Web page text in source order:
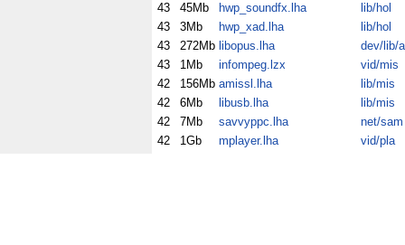
43 45Mb hwp_soundfx.lha
lib/hol
43
3Mb hwp_xad.lha
lib/hol
43
272Mb libopus.lha
dev/lib/
43
1Mb infompeg.lzx
vid/mis
42
156Mb amissl.lha
lib/mis
42
6Mb libusb.lha
lib/mis
42
7Mb savvyppc.lha
net/sam
42
1Gb mplayer.lha vid/pla